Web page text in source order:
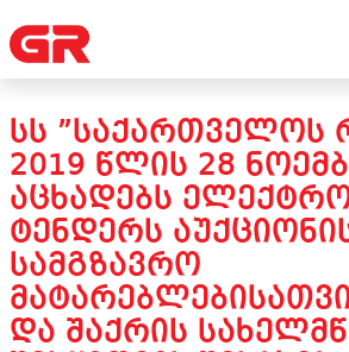
ᲡᲡ ”ᲡᲐᲥᲐᲠᲗᲕᲔᲚᲝᲡ
2019 ᲬᲚᲘᲡ 28
ᲐᲪᲮᲐᲓᲔᲑᲡ
ᲢᲔᲜᲓᲔᲠᲡ
ᲡᲐᲛᲒᲖᲐᲕᲠᲝ
ᲓᲐ ᲨᲐᲥᲠᲘᲡ